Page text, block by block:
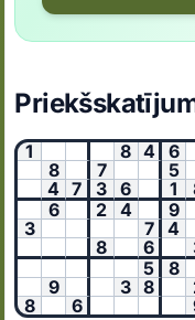
1 8 4
6
8
7 5
4 7 3 6 1
6
2 4 9
3
7 4
8
6
5
8
9
3 8
8
6